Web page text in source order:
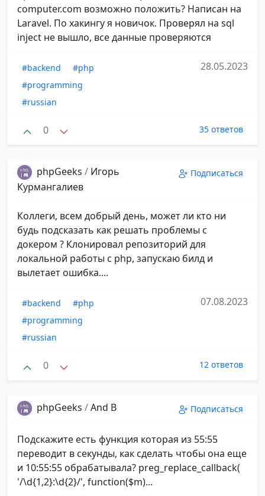
computer.com возможно положить? Написан на
Laravel. По хакингу я новичок. Проверял на sql
inject не вышло, все данные проверяются
#backend
#php
#programming
#russian
28.05.2023
0 35 ответов
phpGeeks / Игорь
Курмангалиев
Подписаться
Коллеги, всем добрый день, может ли кто ни
будь подсказать как решать проблемы с
докером ? Клонировал репозиторий для
локальной работы с php, запускаю билд и
вылетает ошибка....
#backend
#php
#programming
#russian
07.08.2023
0 12 ответов
phpGeeks /And B Подписаться
Подскажите есть функция которая из 55:55
переводит в секунды, как сделать чтобы она еще
и 10:55:55 обрабатывала? preg_replace_callback(
'/\d{1,2}:\d{2}/', function($m)...